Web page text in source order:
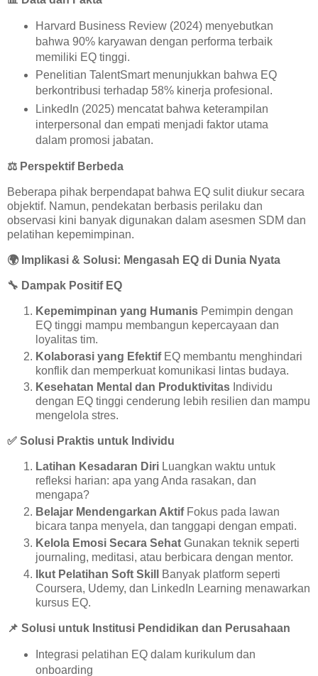
Harvard Business Review (2024) menyebutkan
bahwa 90% karyawan dengan performa terbaik
memiliki EQ tinggi.
Penelitian TalentSmart menunjukkan bahwa EQ
berkontribusi terhadap 58% kinerja profesional.
LinkedIn (2025) mencatat bahwa keterampilan
interpersonal dan empati menjadi faktor utama
dalam promosi jabatan.
⚖️ Perspektif Berbeda
Beberapa pihak berpendapat bahwa EQ sulit diukur secara
objektif. Namun, pendekatan berbasis perilaku dan
observasi kini banyak digunakan dalam asesmen SDM dan
pelatihan kepemimpinan.
🌍Implikasi & Solusi: Mengasah EQ di Dunia Nyata
🔧 Dampak Positif EQ
Kepemimpinan yang Humanis Pemimpin dengan
EQ tinggi mampu membangun kepercayaan dan
loyalitas tim.
Kolaborasi yang EfektifEQ membantu menghindari
konflik dan memperkuat komunikasi lintas budaya.
Kesehatan Mental dan Produktivitas Individu
dengan EQ tinggi cenderung lebih resilien dan mampu
mengelola stres.
✅ Solusi Praktis untuk Individu
Latihan Kesadaran Diri Luangkan waktu untuk
refleksi harian: apa yang Anda rasakan, dan
mengapa?
Belajar Mendengarkan AktifFokus pada lawan
bicara tanpa menyela, dan tanggapi dengan empati.
Kelola Emosi Secara Sehat Gunakan teknik seperti
journaling, meditasi, atau berbicara dengan mentor.
Ikut Pelatihan Soft Skill
Banyak platform seperti
Coursera, Udemy, dan LinkedIn Learning menawarkan
kursus EQ.
📌 Solusi untuk Institusi Pendidikan dan Perusahaan
Integrasi pelatihan EQ dalam kurikulum dan
onboarding